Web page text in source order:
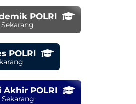
POLRI
POLRI
POLRI